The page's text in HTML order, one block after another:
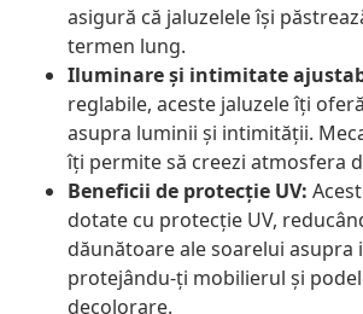
asigură că jaluzelele își
termen lung.
Iluminare și intimitate
reglabile, aceste jaluzele îți
asupra luminii și intimității.
îți permite să creezi atmosfera
Beneficii de protecție UV:
dotate cu protecție UV,
dăunătoare ale soarelui
protejându-ți mobilierul și
decolorare.